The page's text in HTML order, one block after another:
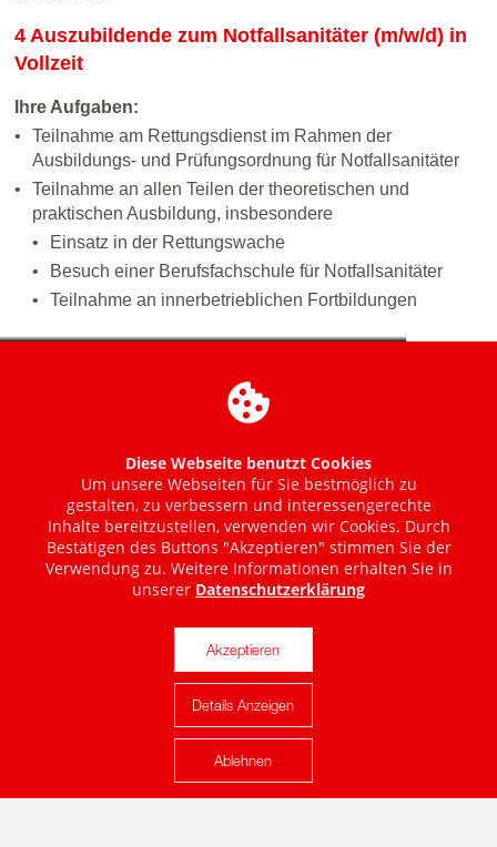
Karte anzeigen
Diese Webseite benutzt Cookies
Um unsere Webseiten für Sie bestmöglich zu
gestalten, zu verbessern und interessengerechte
Inhalte bereitzustellen, verwenden wir Cookies. Durch
Bestätigen des Buttons "Akzeptieren" stimmen Sie der
Verwendung zu. Weitere Informationen erhalten Sie in
unserer Datenschutzerklärung
Akzeptieren
Details Anzeigen
Ablehnen